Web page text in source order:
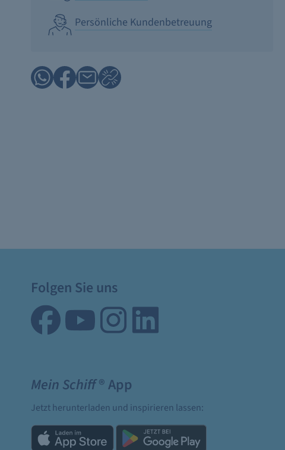
Persönliche Kundenbetreuung
Folgen Sie uns
Mein Schiff® App
Jetzt herunterladen und inspirieren lassen: